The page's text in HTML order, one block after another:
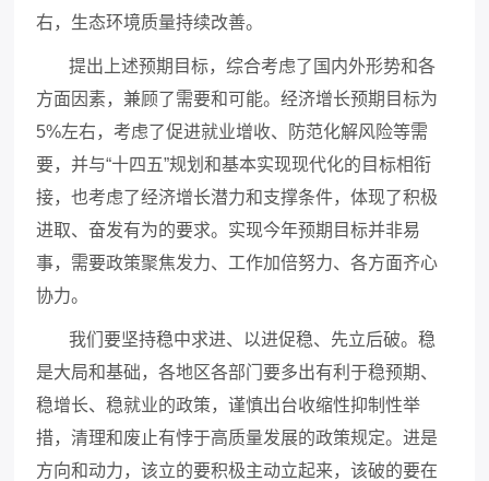
右，生态环境质量持续改善。
提出上述预期目标，综合考虑了国内外形势和各
方面因素，兼顾了需要和可能。经济增长预期目标为
5%左右，考虑了促进就业增收、防范化解风险等需
要，并与“十四五”规划和基本实现现代化的目标相衔
接，也考虑了经济增长潜力和支撑条件，体现了积极
进取、奋发有为的要求。实现今年预期目标并非易
事，需要政策聚焦发力、工作加倍努力、各方面齐心
协力。
我们要坚持稳中求进、以进促稳、先立后破。稳
是大局和基础，各地区各部门要多出有利于稳预期、
稳增长、稳就业的政策，谨慎出台收缩性抑制性举
措，清理和废止有悖于高质量发展的政策规定。进是
方向和动力，该立的要积极主动立起来，该破的要在